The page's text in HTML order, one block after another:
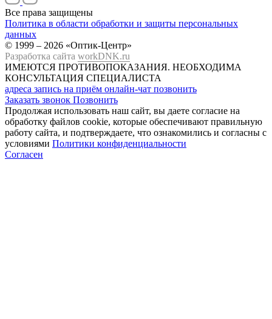
Все права защищены
Политика в области обработки и защиты персональных
данных
© 1999 – 2026 «Оптик-Центр»
Разработка сайта workDNK.ru
ИМЕЮТСЯ ПРОТИВОПОКАЗАНИЯ. НЕОБХОДИМА
КОНСУЛЬТАЦИЯ СПЕЦИАЛИСТА
адреса запись на приём онлайн-чат позвонить
Заказать звонок Позвонить
Продолжая использовать наш сайт, вы даете согласие на
обработку файлов cookie, которые обеспечивают правильную
работу сайта, и подтверждаете, что ознакомились и согласны с
условиями Политики конфиденциальности
Согласен